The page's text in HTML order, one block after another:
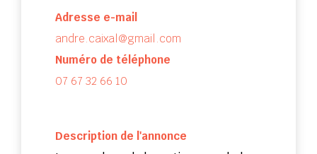
Adresse e-mail
andre.caixal@gmail.com
Numéro de téléphone
07 67 32 66 10
Description de l'annonce